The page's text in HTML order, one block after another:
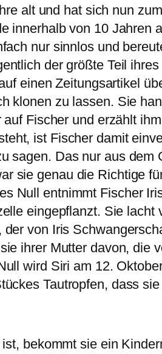
alt und hat sich nun
innerhalb von 10 Jahren
nur sinnlos und
der größte Teil
einen Zeitungsartikel
klonen zu lassen. Sie
Fischer und erzählt
ist Fischer damit
sagen. Das nur aus
sie genau die Richtige
Null entnimmt Fischer
eingepflanzt. Sie
von Iris
ihrer Mutter davon, die
wird Siri am 12.
Tautropfen, dass
bekommt sie ein